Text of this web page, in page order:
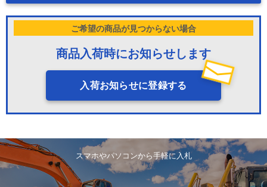
ご希望の商品が見つからない場合
商品入荷時にお知らせします
入荷お知らせに登録する
スマホやパソコンから手軽に入札